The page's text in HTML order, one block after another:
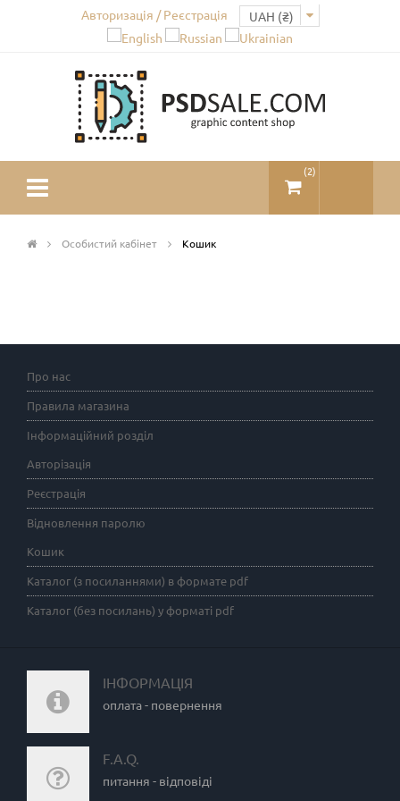
Авторизація / Реєстрація
(2)
Особистий кабінет Кошик
Про нас
Правила магазина
Інформаційний розділ
Авторізація
Реєстрація
Відновлення паролю
Кошик
Каталог (з посиланнями) в формате pdf
Каталог (без посилань) у форматі pdf
ІНФОРМАЦІЯ
оплата - повернення
F.A.Q.
питання - відповіді